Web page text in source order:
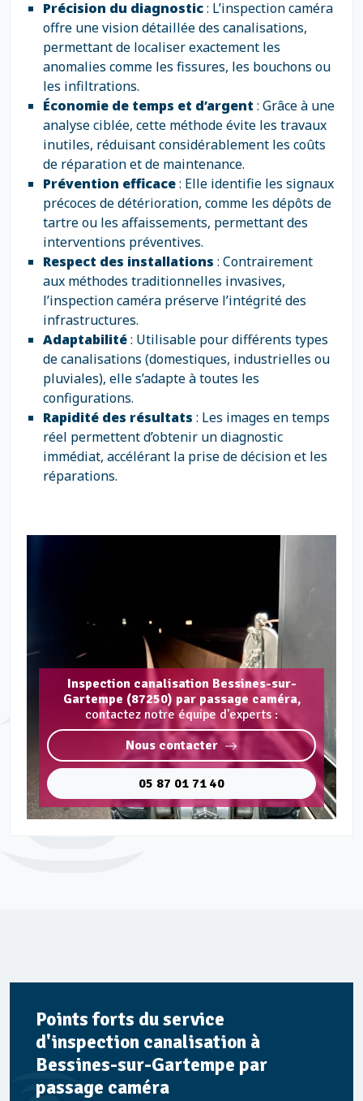
Précision du diagnostic: L’inspection caméra
offre une vision détaillée des canalisations,
permettant de localiser exactement les
anomalies comme les fissures, les bouchons ou
les infiltrations.
Économie de temps et d’argent : Grâce à une
analyse ciblée, cette méthode évite les travaux
inutiles, réduisant considérablement les coûts
de réparation et de maintenance.
Prévention efficace: Elle identifie les signaux
précoces de détérioration, comme les dépôts de
tartre ou les affaissements, permettant des
interventions préventives.
Respect des installations : Contrairement
aux méthodes traditionnelles invasives,
l’inspection caméra préserve l’intégrité des
infrastructures.
Adaptabilité: Utilisable pour différents types
de canalisations (domestiques, industrielles ou
pluviales), elle s’adapte à toutes les
configurations.
Rapidité des résultats : Les images en temps
réel permettent d’obtenir un diagnostic
immédiat, accélérant la prise de décision et les
réparations.
Inspection canalisation Bessines-sur-
Gartempe (87250) par passage caméra,
contactez notre équipe d'experts :
Nous contacter
05 87 01 71 40
Points forts du service
d'inspection canalisation à
Bessines-sur-Gartempe par
passage caméra